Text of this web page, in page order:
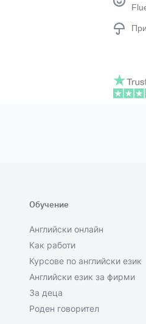
Обучение
Английски онлайн
Как работи
Курсове по английски език
Английски език за фирми
За деца
Роден говорител